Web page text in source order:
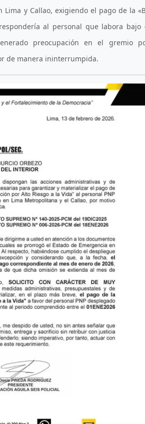
Lima y Callao, exigiendo el pago de la
al personal que labora
preocupación en el gremio
de manera ininterrumpida.